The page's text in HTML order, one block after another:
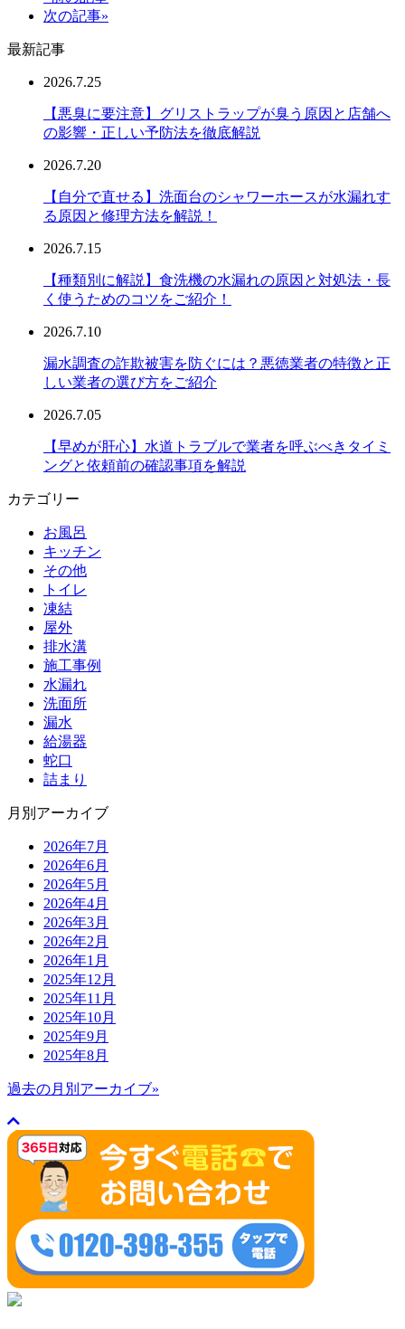
次の記事»
最新記事
2026.7.25
【悪臭に要注意】グリストラップが臭う原因と店舗へ
の影響・正しい予防法を徹底解説
2026.7.20
【自分で直せる】洗面台のシャワーホースが水漏れす
る原因と修理方法を解説！
2026.7.15
【種類別に解説】食洗機の水漏れの原因と対処法・長
く使うためのコツをご紹介！
2026.7.10
漏水調査の詐欺被害を防ぐには？悪徳業者の特徴と正
しい業者の選び方をご紹介
2026.7.05
【早めが肝心】水道トラブルで業者を呼ぶべきタイミ
ングと依頼前の確認事項を解説
カテゴリー
お風呂
キッチン
その他
トイレ
凍結
屋外
排水溝
施工事例
水漏れ
洗面所
漏水
給湯器
蛇口
詰まり
月別アーカイブ
2026年7月
2026年6月
2026年5月
2026年4月
2026年3月
2026年2月
2026年1月
2025年12月
2025年11月
2025年10月
2025年9月
2025年8月
過去の月別アーカイブ»